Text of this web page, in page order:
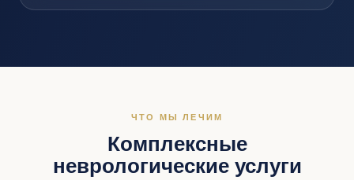
ЧТО МЫ ЛЕЧИМ
Комплексные
неврологические услуги